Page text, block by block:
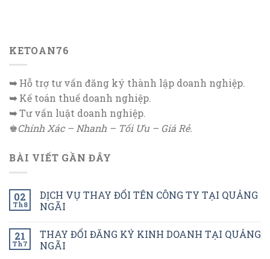
KETOAN76
➥Hỗ trợ tư vấn đăng ký thành lập doanh nghiệp.
➥Kế toán thuế doanh nghiệp.
➥Tư vấn luật doanh nghiệp.
♚Chính Xác – Nhanh – Tối Ưu – Giá Rẻ.
BÀI VIẾT GẦN ĐÂY
02
Th8
DỊCH VỤ THAY ĐỔI TÊN CÔNG TY TẠI QUẢNG
NGÃI
21
Th7
THAY ĐỔI ĐĂNG KÝ KINH DOANH TẠI QUẢNG
NGÃI